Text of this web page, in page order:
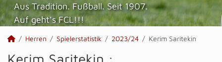
Aus Tradition. Fußball. Seit 1907.
Auf geht's FCL!!!
Herren Spielerstatistik 2023/24 Kerim Saritekin